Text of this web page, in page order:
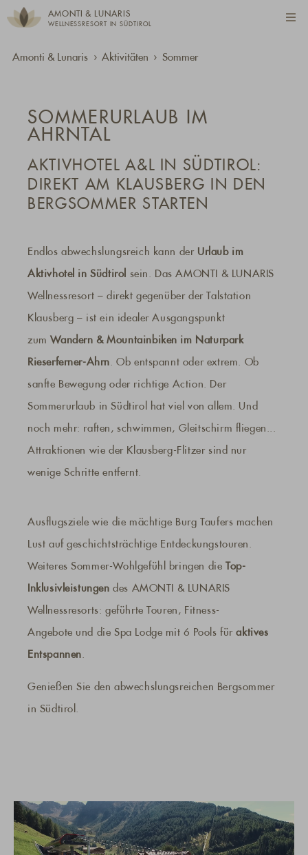
AMONTI & LUNARIS
WELLNESSRESORT IN SÜDTIROL
Amonti & Lunaris Aktivitäten Sommer
SOMMERURLAUB IM
AHRNTAL
AKTIVHOTEL A&L IN SÜDTIROL:
DIREKT AM KLAUSBERG IN DEN
BERGSOMMER STARTEN
Endlos abwechslungsreich kann der Urlaub im
Aktivhotel in Südtirol sein. Das AMONTI & LUNARIS
Wellnessresort – direkt gegenüber der Talstation
Klausberg – ist ein idealer Ausgangspunkt
zumWandern & Mountainbiken im Naturpark
Rieserferner-Ahrn. Ob entspannt oder extrem. Ob
sanfte Bewegung oder richtige Action. Der
Sommerurlaub in Südtirol hat viel von allem. Und
noch mehr: raften, schwimmen, Gleitschirm fliegen...
Attraktionen wie der Klausberg-Flitzer sind nur
wenige Schritte entfernt.
Ausflugsziele wie die mächtige Burg Taufers machen
Lust auf geschichtsträchtige Entdeckungstouren.
Weiteres Sommer-Wohlgefühl bringen die Top-
Inklusivleistungen des AMONTI & LUNARIS
Wellnessresorts: geführte Touren, Fitness-
Angebote und die Spa Lodge mit 6 Pools füraktives
Entspannen.
Genießen Sie den abwechslungsreichen Bergsommer
in Südtirol.